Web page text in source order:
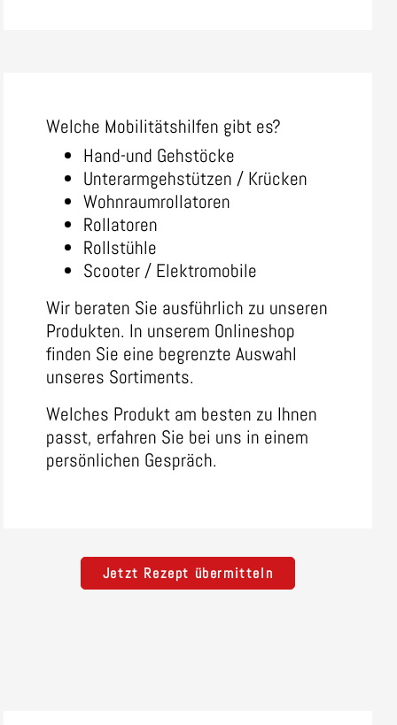
Welche Mobilitätshilfen gibt es?
Hand-und Gehstöcke
Unterarmgehstützen / Krücken
Wohnraumrollatoren
Rollatoren
Rollstühle
Scooter / Elektromobile
Wir beraten Sie ausführlich zu unseren
Produkten. In unserem Onlineshop
finden Sie eine begrenzte Auswahl
unseres Sortiments.
Welches Produkt am besten zu Ihnen
passt, erfahren Sie bei uns in einem
persönlichen Gespräch.
Jetzt Rezept übermitteln